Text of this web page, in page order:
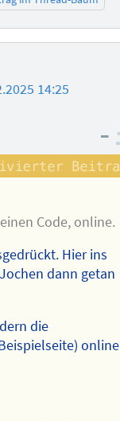
14:25
–
Code, online.
Hier ins
dann getan
die